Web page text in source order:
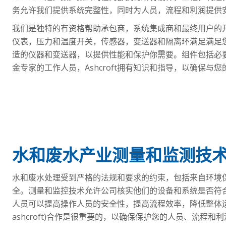
务允许我们提供系统完整性，同时为人员，流程和利润提供
我们是独特的有资格帮助承包商，系统集成商和最终用户
仪表，压力和温度开关，传感器，变送器和隔离环满足满
造的仪器和变送器，以提供性能和保护你需要。组件包括
金专家的工作人员，Ashcroft拥有知识和指导，以确保与您
水和废水产业测量和监测技
水和废水处理受到严格的法规和要求的约束，包括来自环
全。测量和监控技术允许公司核实他们的设备和系统是否
人员可以提高操作人员的安全性，提高流程效率，降低整
ashcroft)合作是很重要的，以确保保护您的人员、流程和